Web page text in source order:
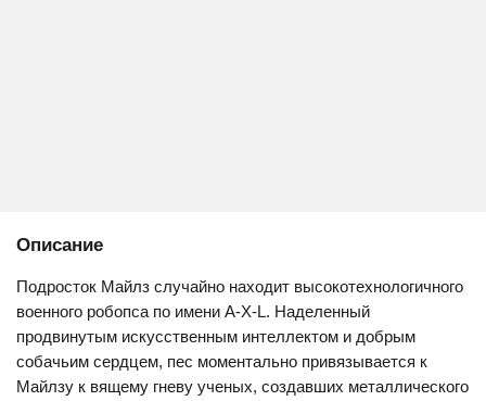
Описание
Подросток Майлз случайно находит высокотехнологичного
военного робопса по имени A-X-L. Наделенный
продвинутым искусственным интеллектом и добрым
собачьим сердцем, пес моментально привязывается к
Майлзу к вящему гневу ученых, создавших металлического